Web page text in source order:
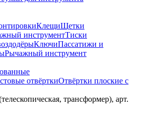
КлещиЩетки
инструментТиски
КлючиПассатижи и
Рычажный инструмент
отвёрткиОтвёртки плоские с
трансформер), арт.